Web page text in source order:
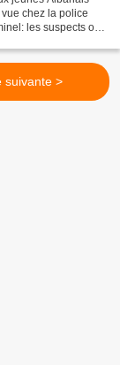
chez la police
les suspects ont
suivante >